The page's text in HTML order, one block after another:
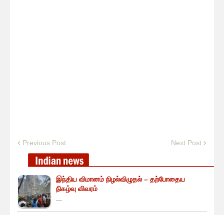
Previous Post Next Post
இந்திய விமானம் நிழல்விழுதல் – தற்போதைய
நிகழ்வு விவரம்
...